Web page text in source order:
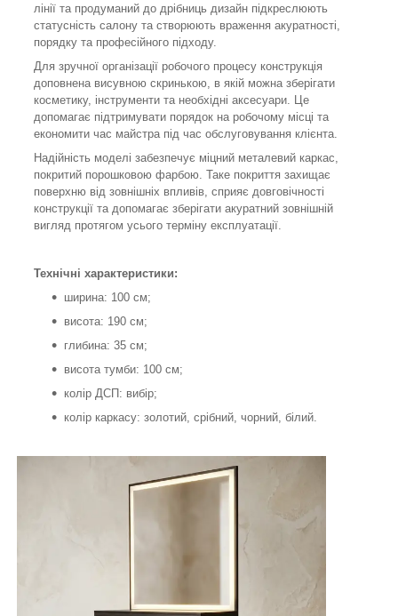
лінії та продуманий до дрібниць дизайн підкреслюють
статусність салону та створюють враження акуратності,
порядку та професійного підходу.
Для зручної організації робочого процесу конструкція
доповнена висувною скринькою, в якій можна зберігати
косметику, інструменти та необхідні аксесуари. Це
допомагає підтримувати порядок на робочому місці та
економити час майстра під час обслуговування клієнта.
Надійність моделі забезпечує міцний металевий каркас,
покритий порошковою фарбою. Таке покриття захищає
поверхню від зовнішніх впливів, сприяє довговічності
конструкції та допомагає зберігати акуратний зовнішній
вигляд протягом усього терміну експлуатації.
Технічні характеристики:
ширина: 100 см;
висота: 190 см;
глибина: 35 см;
висота тумби: 100 см;
колір ДСП: вибір;
колір каркасу: золотий, срібний, чорний, білий.